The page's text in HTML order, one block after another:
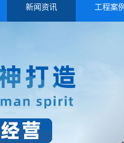
新闻资讯 工程案例